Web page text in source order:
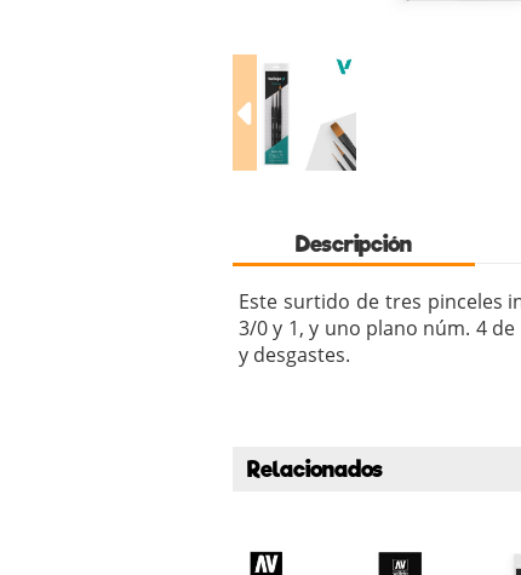
Descripción
Este surtido de tres pinceles
3/0 y 1, y uno plano núm. 4
y desgastes.
Relacionados